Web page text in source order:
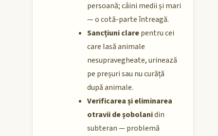
persoană; câini medii și mari
— o cotă-parte întreagă.
Sancțiuni clarepentru cei
care lasă animale
nesupravegheate, urinează
pe preșuri sau nu curăță
după animale.
Verificarea și eliminarea
otravii de șobolanidin
subteran — problemă